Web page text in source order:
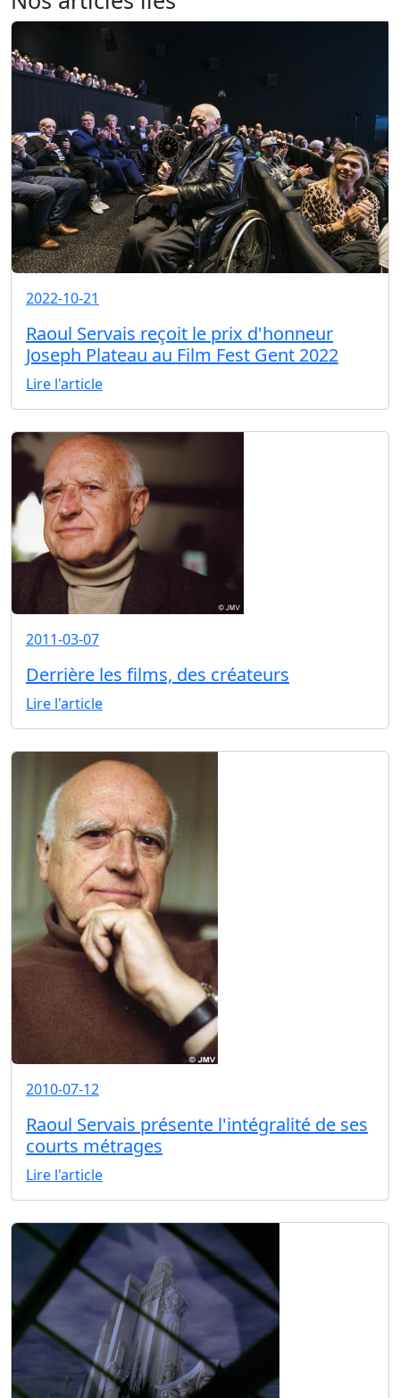
2022-10-21
Raoul Servais reçoit le prix d'honneur
Joseph Plateau au Film Fest Gent 2022
Lire l'article
2011-03-07
Derrière les films, des créateurs
Lire l'article
2010-07-12
Raoul Servais présente l'intégralité de ses
courts métrages
Lire l'article